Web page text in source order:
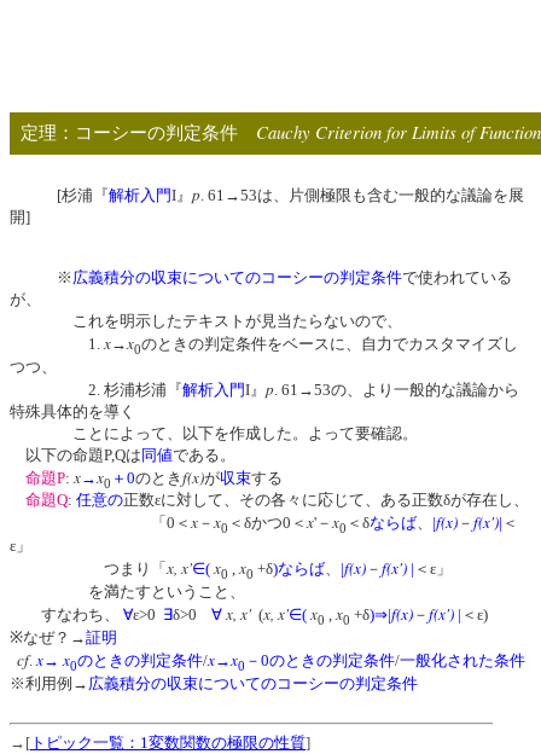
定理：コーシーの判定条件 Cauchy Criterion for Limits of Function
[杉浦『解析入門I』 p. 61→53は、片側極限も含む一般的な議論を展
開]
※ 広義積分の収束についてのコーシーの判定条件で使われている
が、
これを明示したテキストが見当たらないので、
1.x→x0のときの判定条件をベースに、自力でカスタマイズし
つつ、
2. 杉浦杉浦『解析入門I』 p . 61→53の、より一般的な議論から
特殊具体的を導く
ことによって、以下を作成した。よって要確認。
以下の命題P,Qは同値である。
命題P: x→x0 ＋0のとき f(x)が収束する
命題Q: 任意の正数εに対して、その各々に応じて、ある正数δが存在し、
「0＜x －x0 ＜δかつ0＜x'－x0 ＜δならば、 |f(x) － f(x')| ＜
ε」
つまり「x, x'∈( x0 ,x0 +δ)ならば、 |f(x) － f(x') | ＜ε」
を満たすということ、
すなわち、 ∀ε>0 ∃δ>0 ∀ x, x' (x, x'∈( x0 x0 +δ)⇒|f(x) － f(x') | ＜ε)
※なぜ？→証明
cf.x→x0のときの判定条件/x→x0 －0のときの判定条件/一般化された条件
※利用例→ 広義積分の収束についてのコーシーの判定条件
→[ トピック一覧：1変数関数の極限の性質]